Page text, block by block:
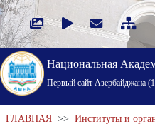
Национальная
Первый cайт Азербайджана
ГЛАВНАЯ >> Институты и